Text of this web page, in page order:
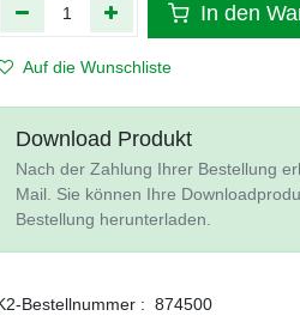
In den
Auf die Wunschliste
Download Produkt
Nach der Zahlung Ihrer Bestellung
Mail. Sie können Ihre
Bestellung herunterladen.
Bestellnummer : 874500